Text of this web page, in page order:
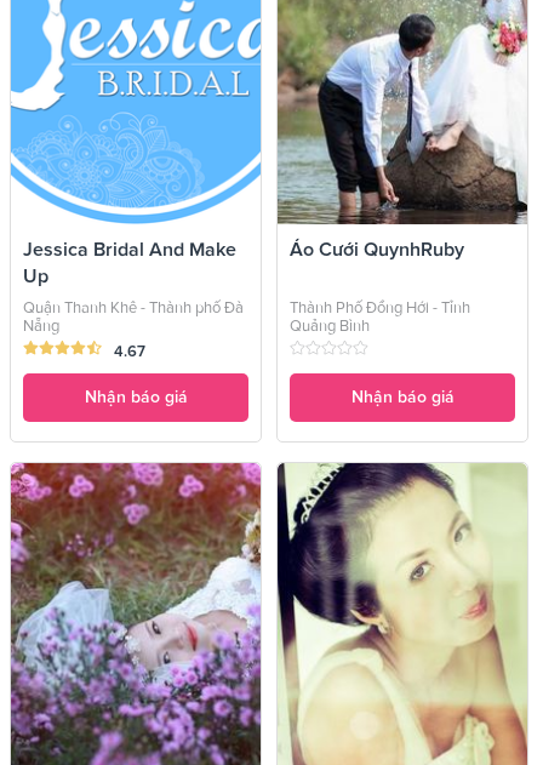
Jessica Bridal And Make
Up
Quận Thanh Khê - Thành phố Đà
Nẵng
4.67
Nhận báo giá
Áo Cưới QuynhRuby
Thành Phố Đồng Hới - Tỉnh
Quảng Bình
Nhận báo giá